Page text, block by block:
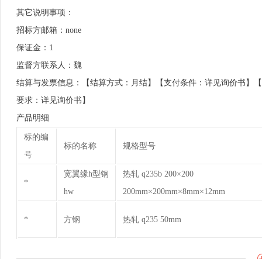
其它说明事项：
招标方邮箱：none
保证金：1
监督方联系人：魏
结算与发票信息：【结算方式：月结】【支付条件：详见询价书】
要求：详见询价书】
产品明细
标的编
号
标的名称 规格型号
*
宽翼缘h型钢
hw
热轧 q235b 200×200
200mm×200mm×8mm×12mm
* 方钢 热轧 q235 50mm